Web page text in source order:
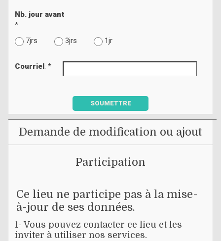
Nb. jour avant
*
7jrs
3jrs 1jr
Courriel: *
SOUMETTRE
Demande de modification ou ajout
Participation
Ce lieu ne participe pas à la mise-
à-jour de ses données.
1- Vous pouvez contacter ce lieu et les
inviter à utiliser nos services.